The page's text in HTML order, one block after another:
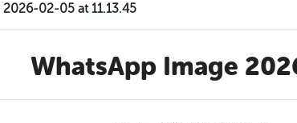
02-05 at 11.13.45
WhatsApp Image